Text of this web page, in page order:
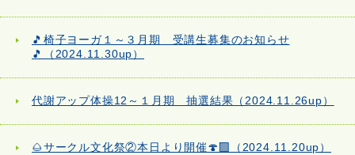
🎵椅子ヨーガ１～３月期 受講生募集のお知らせ
🎵（2024.11.30up）
代謝アップ体操12～１月期 抽選結果（2024.11.26up）
🌰サークル文化祭②本日より開催🍄‍🟫（2024.11.20up）